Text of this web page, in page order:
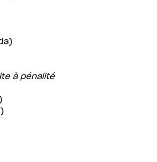
à pénalité